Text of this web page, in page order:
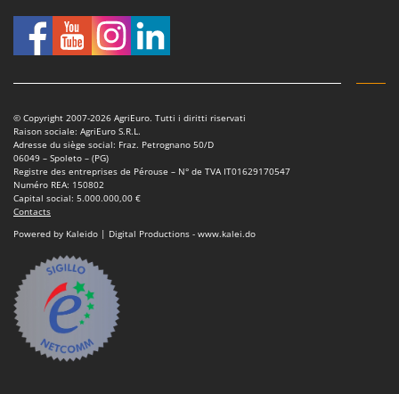
© Copyright 2007-2026 AgriEuro. Tutti i diritti riservati
Raison sociale: AgriEuro S.R.L.
Adresse du siège social: Fraz. Petrognano 50/D
06049 – Spoleto – (PG)
Registre des entreprises de Pérouse – N° de TVA IT01629170547
Numéro REA: 150802
Capital social: 5.000.000,00 €
Contacts
Powered by Kaleido | Digital Productions - www.kalei.do